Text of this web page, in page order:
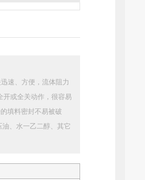
速、方便，流体阻力
开或全关动作，很容易
填料密封不易被破
、水一乙二醇、其它